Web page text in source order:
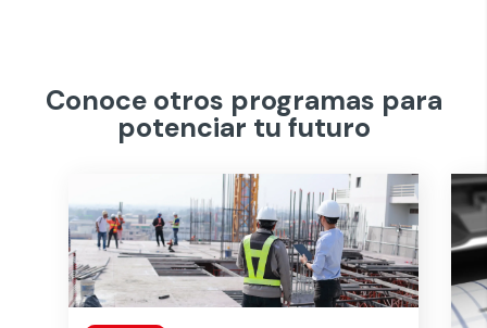
Conoce otros programas para
potenciar tu futuro